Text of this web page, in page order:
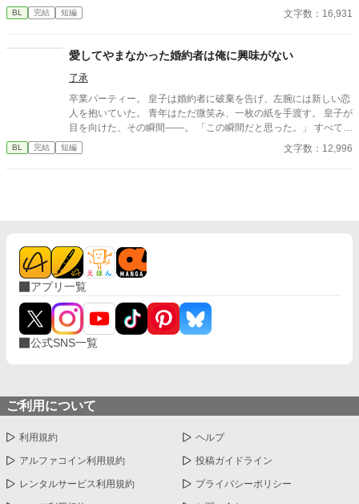
はそんなこと望んでいないし、罰せられるのも嫌である。なんと
かしてこの運命を変えたい。その行動が彼を狂わすことになると
BL 完結 短編 文字数：16,931
愛してやまなかった婚約者は俺に興味がない
了承
卒業パーティー。 皇子は婚約者に破棄を告げ、左腕には新しい恋
人を抱いていた。 青年はただ微笑み、一枚の紙を手渡す。 皇子が
目を向けた、その瞬間——。 「この瞬間だと思った。」 すべてを
愛で終わらせた、沈黙の恋の物語。 IFストーリーあり 誤字あ
れば報告お願いします！
BL 完結 短編 文字数：12,996
アプリ一覧
公式SNS一覧
ご利用について
利用規約 ヘルプ
アルファコイン利用規約 投稿ガイドライン
レンタルサービス利用規約 プライバシーポリシー